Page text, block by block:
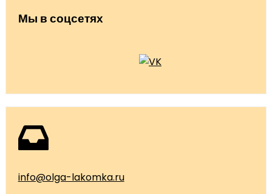
Мы в соцсетях
info@olga-lakomka.ru